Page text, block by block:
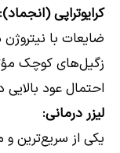
کرایوتراپی (انجماد):
ضایعات با
زگیل‌های کوچک
احتمال عود بالایی
لیزر درمانی:
یکی از سریع‌ترین و